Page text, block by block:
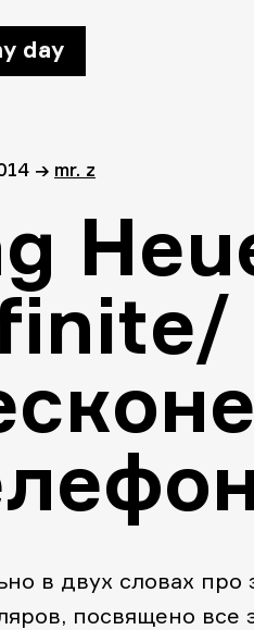
day
→ mr. z
в двух словах про
посвящено все